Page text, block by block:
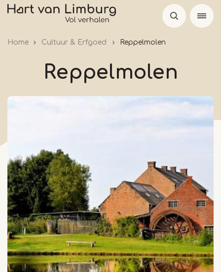
Skip
Home Cultuur & Erfgoed Reppelmolen
Reppelmolen